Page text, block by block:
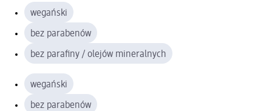
wegański
bez parabenów
bez parafiny / olejów mineralnych
wegański
bez parabenów